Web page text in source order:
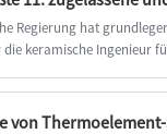
Regierung hat
keramische Ingenieur
von